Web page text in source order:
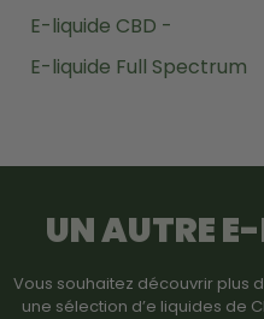
E-liquide CBD -
E-liquide Full Spectrum
UN AUTRE
Vous souhaitez découvrir plus
une sélection d’e liquides de